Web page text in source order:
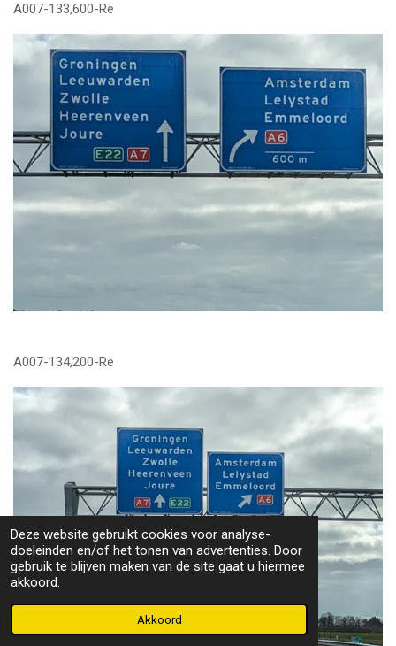
Deze website gebruikt cookies voor analyse-
doeleinden en/of het tonen van advertenties. Door
gebruik te blijven maken van de site gaat u hiermee
akkoord.
Akkoord
A007-133,600-Re
A007-134,200-Re